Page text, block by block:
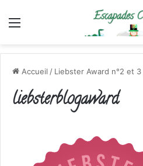
Menu
Accueil / Liebster Award n°2 et 3
liebsterblogaward